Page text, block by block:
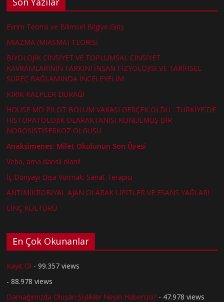
Evrim Teorisi ve Bilimsel Bilgiye Giriş
MİAZMA (MIASMA) TEORİSİ
BİYOLOJİK CİNSİYET VE TOPLUMSAL CİNSİYET
KAVRAMLARININ FARKINI İNSAN FİZYOLOJİSİ VE TARİHSEL
SÜREÇ BAĞLAMINDA İNCELEYELİM
KIRIK KALPLER DURAĞI
HOUSE MD PİLOT BÖLÜM VAKASI GERÇEK OLDU : TÜRKİYE´DE
HİSTOPATOLOJİK OLARAKTANISI KONULMUŞ BİR
NÖROSİSTİSERKOZ OLGUSU
Anaksimenes: Milet Okulunun Son Üyesi
Veba, ama danslı olanı!
İç Dünyayı Dışa Vurmak: Sanat Terapisi
ANTİMİKROBİYAL AJAN OLARAK LİPİTLER VE ESANS YAĞLARI
LİNÇ KÜLTÜRÜ
En Çok Okunanlar
Kayıt Ol - 99.357 views
- 88.978 views
Damağımızda Oluşan Şişlikler Neyin Habercisi? - 47.978 views